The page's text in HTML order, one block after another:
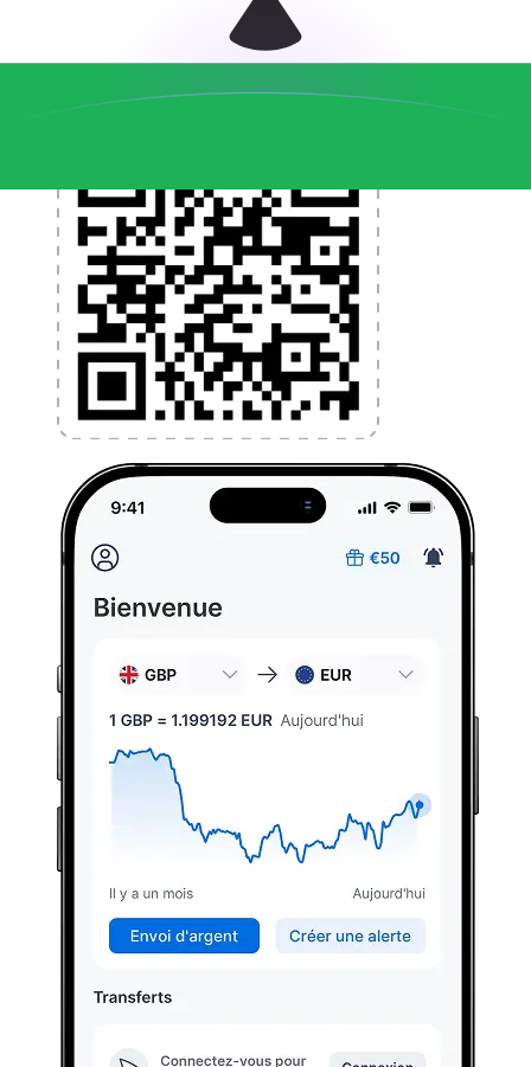
l'application dès aujourd'hui !